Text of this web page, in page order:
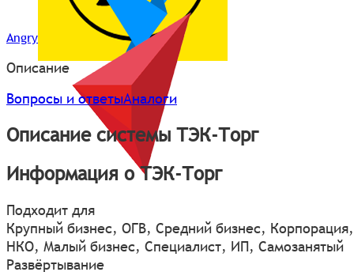
Angry
Описание
Вопросы и ответыАналоги
Описание системы ТЭК-Торг
Информация о ТЭК-Торг
Подходит для
Крупный бизнес, ОГВ, Средний бизнес, Корпорация,
НКО, Малый бизнес, Специалист, ИП, Самозанятый
Развёртывание